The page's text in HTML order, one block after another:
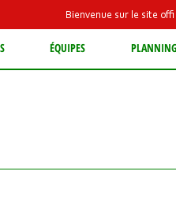
Bienvenue sur le site
ÉQUIPES